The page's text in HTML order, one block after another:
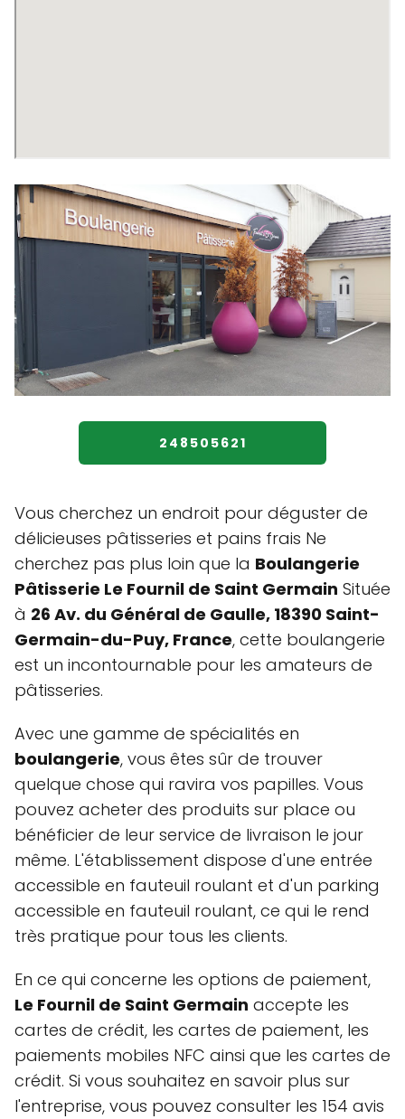
248505621
Vous cherchez un endroit pour déguster de
délicieuses pâtisseries et pains frais Ne
cherchez pas plus loin que la Boulangerie
Pâtisserie Le Fournil de Saint Germain Située
à 26 Av. du Général de Gaulle, 18390 Saint-
Germain-du-Puy, France, cette boulangerie
est un incontournable pour les amateurs de
pâtisseries.
Avec une gamme de spécialités en
boulangerie, vous êtes sûr de trouver
quelque chose qui ravira vos papilles. Vous
pouvez acheter des produits sur place ou
bénéficier de leur service de livraison le jour
même. L'établissement dispose d'une entrée
accessible en fauteuil roulant et d'un parking
accessible en fauteuil roulant, ce qui le rend
très pratique pour tous les clients.
En ce qui concerne les options de paiement,
Le Fournil de Saint Germain accepte les
cartes de crédit, les cartes de paiement, les
paiements mobiles NFC ainsi que les cartes de
crédit. Si vous souhaitez en savoir plus sur
l'entreprise, vous pouvez consulter les 154 avis